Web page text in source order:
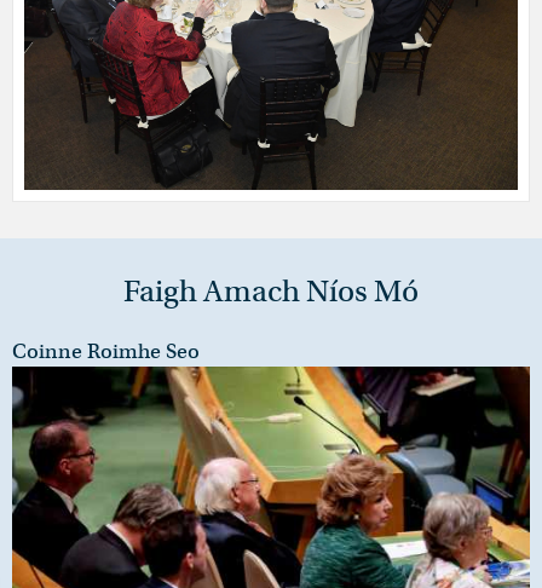
Faigh Amach Níos Mó
Coinne Roimhe Seo